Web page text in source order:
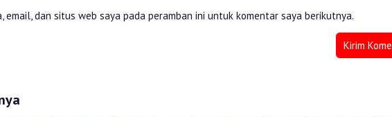
email, dan situs web saya pada peramban ini untuk komentar saya berikutnya.